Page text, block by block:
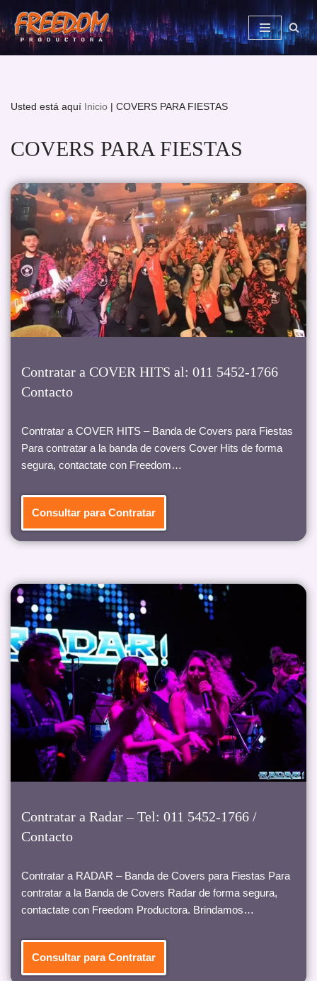
Saltar
al
Usted está aquí Inicio | COVERS PARA FIESTAS
COVERS PARA FIESTAS
Contratar a COVER HITS al: 011 5452-1766
Contacto
Contratar a COVER HITS – Banda de Covers para Fiestas
Para contratar a la banda de covers Cover Hits de forma
segura, contactate con Freedom…
Consultar para Contratar
Contratar a Radar – Tel: 011 5452-1766 /
Contacto
Contratar a RADAR – Banda de Covers para Fiestas Para
contratar a la Banda de Covers Radar de forma segura,
contactate con Freedom Productora. Brindamos…
Consultar para Contratar